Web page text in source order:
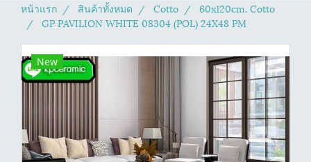
หน้าแรก สินค้าทั้งหมด Cotto
60x120cm. Cotto
GP PAVILION WHITE 08304 (POL) 24X48 PM
New